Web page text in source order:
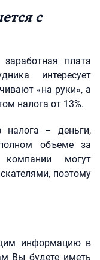
с
плата
интересует
«на руки», а
налога от 13%.
– деньги,
объеме за
могут
поэтому
информацию в
Вы будете иметь